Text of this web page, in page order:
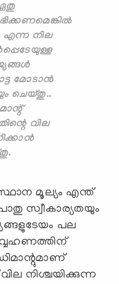
ഏതു
എന്ന നില
മോടാന്‍
ചെയ്തു..
വില
മൂല്യം എന്ത്
സ്വീകാര്യതയും
പല
നിശ്ചയിക്കുന്ന